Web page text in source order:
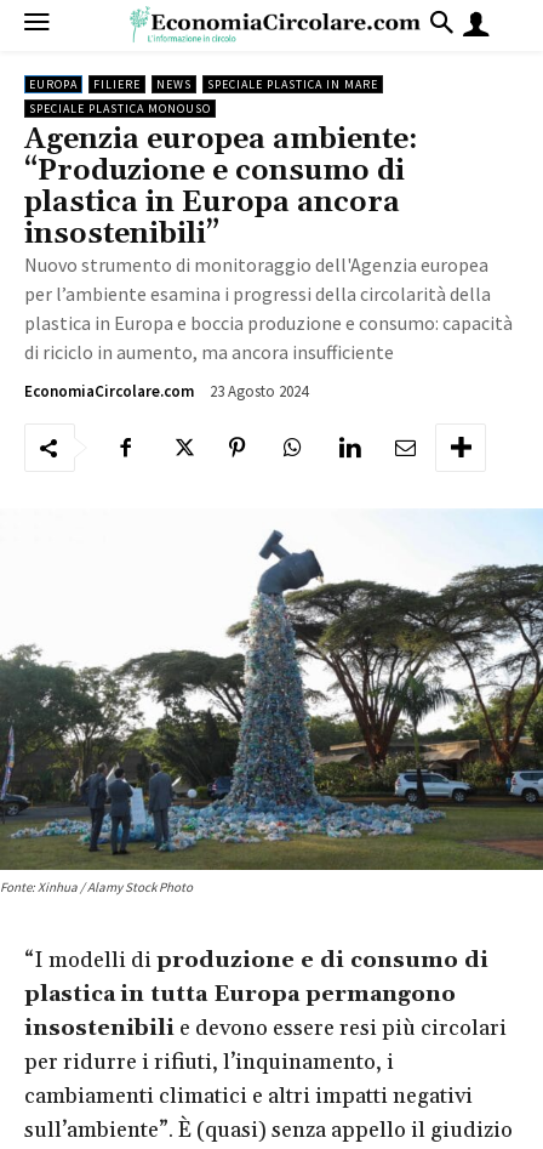
EUROPA FILIERE NEWS
SPECIALE PLASTICA IN MARE
SPECIALE PLASTICA MONOUSO
Agenzia europea ambiente:
“Produzione e consumo di
plastica in Europa ancora
insostenibili”
Nuovo strumento di monitoraggio dell'Agenzia europea
per l’ambiente esamina i progressi della circolarità della
plastica in Europa e boccia produzione e consumo: capacità
di riciclo in aumento, ma ancora insufficiente
EconomiaCircolare.com 23 Agosto 2024
Fonte: Xinhua / Alamy Stock Photo
“I modelli diproduzione e di consumo di
plasticain tutta Europa permangono
insostenibili e devono essere resi più circolari
per ridurre i rifiuti, l’inquinamento, i
cambiamenti climatici e altri impatti negativi
sull’ambiente”. È (quasi) senza appello il giudizio